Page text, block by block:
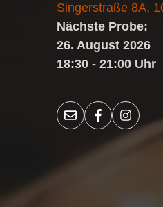
Singerstraße 8A,
Nächste Probe:
26. August 2026
18:30 - 21:00 Uhr